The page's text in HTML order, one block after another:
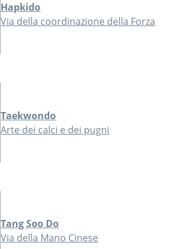
Hapkido
Via della coordinazione della Forza
Taekwondo
Arte dei calci e dei pugni
Tang Soo Do
Via della Mano Cinese